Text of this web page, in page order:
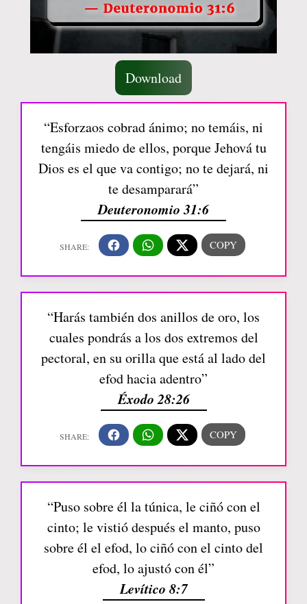
Download
“Esforzaos cobrad ánimo; no temáis, ni
tengáis miedo de ellos, porque Jehová tu
Dios es el que va contigo; no te dejará, ni
te desamparará”
Deuteronomio 31:6
“Harás también dos anillos de oro, los
cuales pondrás a los dos extremos del
pectoral, en su orilla que está al lado del
efod hacia adentro”
Éxodo 28:26
“Puso sobre él la túnica, le ciñó con el
cinto; le vistió después el manto, puso
sobre él el efod, lo ciñó con el cinto del
efod, lo ajustó con él”
Levítico 8:7